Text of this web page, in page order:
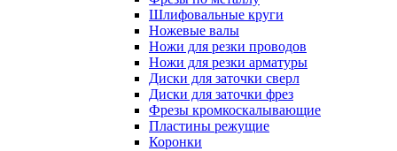
Шлифовальные круги
Ножевые валы
Ножи для резки проводов
Ножи для резки арматуры
Диски для заточки сверл
Диски для заточки фрез
Фрезы кромкоскалывающие
Пластины режущие
Коронки